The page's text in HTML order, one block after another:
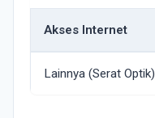
Akses Internet
Lainnya (Serat Optik)